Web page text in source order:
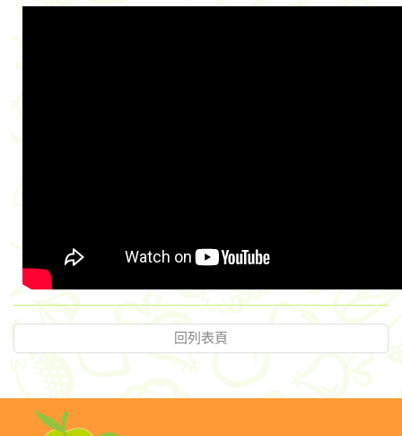
回列表頁